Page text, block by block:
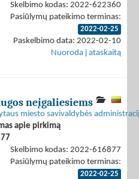
Skelbimo kodas: 2022-622360
Pasiūlymų pateikimo terminas:
2022-02-25
Paskelbimo data: 2022-02-10
Nuoroda į ataskaitą
neįgaliesiems
miesto savivaldybės
apie pirkimą
Skelbimo kodas: 2022-616877
Pasiūlymų pateikimo terminas:
2022-02-25